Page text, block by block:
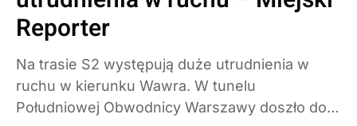
Reporter
Na trasie S2 występują duże utrudnienia w
ruchu w kierunku Wawra. W tunelu
Południowej Obwodnicy Warszawy doszło do